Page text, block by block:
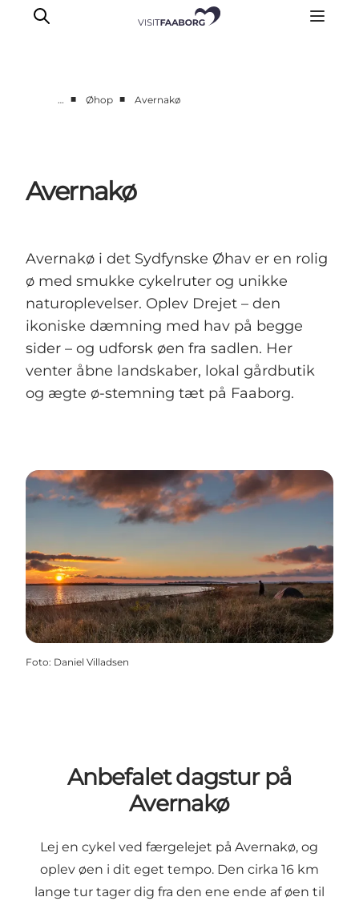
Oplevelser
Øhop
Det sker
… ■ Øhop ■ Avernakø
Avernakø
Avernakø i det Sydfynske Øhav er en rolig
ø med smukke cykelruter og unikke
naturoplevelser. Oplev Drejet – den
ikoniske dæmning med hav på begge
sider – og udforsk øen fra sadlen. Her
venter åbne landskaber, lokal gårdbutik
og ægte ø-stemning tæt på Faaborg.
Foto: Daniel Villadsen
Anbefalet dagstur på
Avernakø
Lej en cykel ved færgelejet på Avernakø, og
oplev øen i dit eget tempo. Den cirka 16 km
lange tur tager dig fra den ene ende af øen til